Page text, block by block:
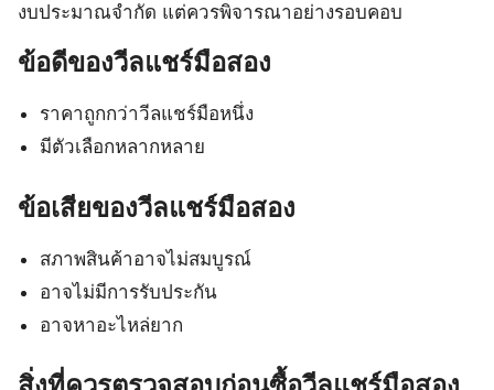
งบประมาณจำกัด แต่ควรพิจารณาอย่างรอบคอบ
ข้อดีของวีลแชร์มือสอง
ราคาถูกกว่าวีลแชร์มือหนึ่ง
มีตัวเลือกหลากหลาย
ข้อเสียของวีลแชร์มือสอง
สภาพสินค้าอาจไม่สมบูรณ์
อาจไม่มีการรับประกัน
อาจหาอะไหล่ยาก